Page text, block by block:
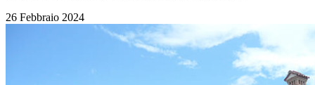
26 Febbraio 2024